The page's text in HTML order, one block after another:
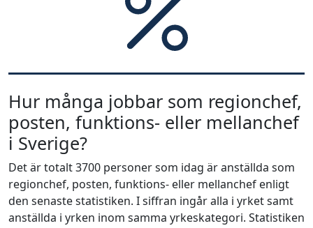
Hur många jobbar som regionchef,
posten, funktions- eller mellanchef
i Sverige?
Det är totalt 3700 personer som idag är anställda som
regionchef, posten, funktions- eller mellanchef enligt
den senaste statistiken. I siffran ingår alla i yrket samt
anställda i yrken inom samma yrkeskategori. Statistiken